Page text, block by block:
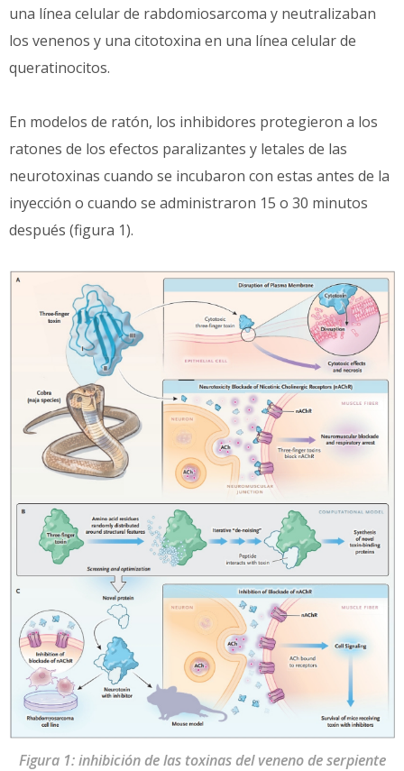
una línea celular de rabdomiosarcoma y neutralizaban
los venenos y una citotoxina en una línea celular de
queratinocitos.
En modelos de ratón, los inhibidores protegieron a los
ratones de los efectos paralizantes y letales de las
neurotoxinas cuando se incubaron con estas antes de la
inyección o cuando se administraron 15 o 30 minutos
después (figura 1).
Figura 1: inhibición de las toxinas del veneno de serpiente